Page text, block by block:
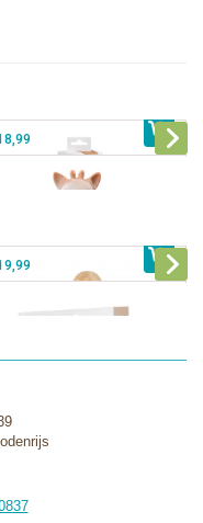
Sophie de giraf Baby Seat & Play
IEUF